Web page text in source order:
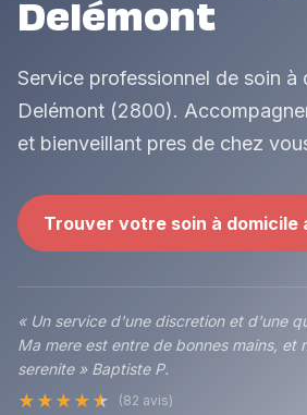
Delémont
Service professionnel de soin à
Delémont (2800).
et bienveillant pres de chez
Trouver votre soin à domicile
« Un service d'une discretion et d'une
Ma mere est entre de bonnes mains, et
serenite » Baptiste P.
★ ★ ★ ★ ★ (82 avis)